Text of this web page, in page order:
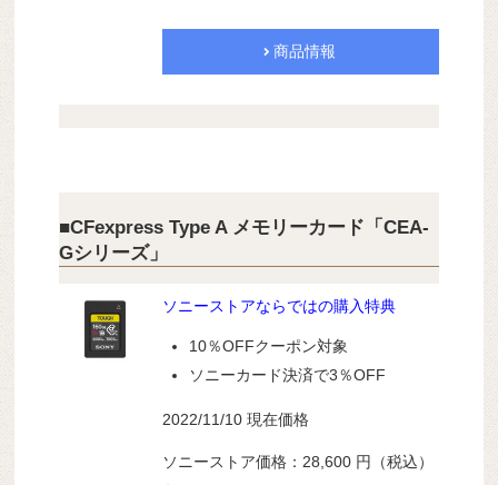
商品情報
■CFexpress Type A メモリーカード「CEA-
Gシリーズ」
ソニーストアならではの購入特典
10％OFFクーポン対象
ソニーカード決済で3％OFF
2022/11/10 現在価格
ソニーストア価格：28,600 円（税込）